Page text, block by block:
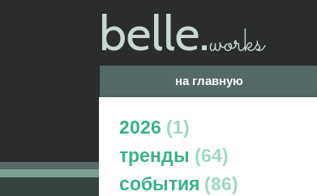
belle.works
на главную
2026
1
тренды
64
события
86